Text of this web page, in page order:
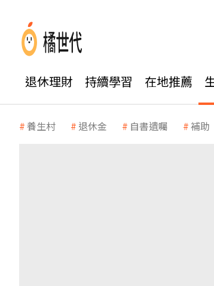
退休理財 持續學習 在地推薦
養生村 退休金 自書遺囑 補助